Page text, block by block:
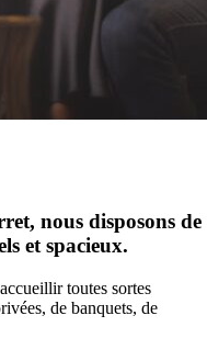
nous disposons de
et spacieux.
toutes sortes
de banquets, de